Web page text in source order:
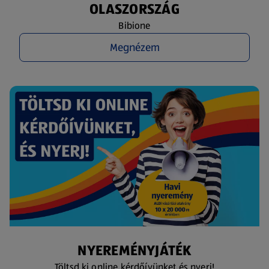
OLASZORSZÁG
Bibione
Megnézem
NYEREMÉNYJÁTÉK